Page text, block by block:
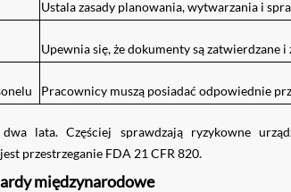
Ustala zasady planowania, wytwarzania i
Upewnia się, że dokumenty są zatwierdzane i
Pracownicy muszą posiadać odpowiednie
lata. Częściej sprawdzają ryzykowne
przestrzeganie FDA 21 CFR 820.
międzynarodowe